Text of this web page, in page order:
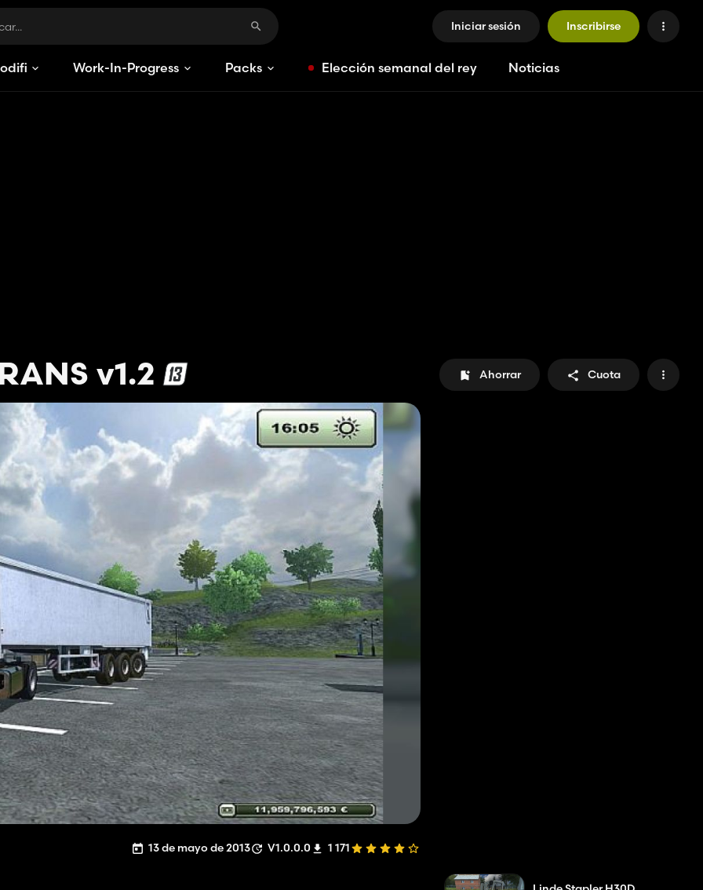
Iniciar sesión Inscribirse
Work-In-Progress Packs Elección semanal del rey Noticias
v1.2 Ahorrar Cuota
13 de mayo de 2013 V1.0.0.0 1 171